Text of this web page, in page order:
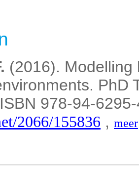
(2016).
PhD
978-94-
2066/155836 , meer